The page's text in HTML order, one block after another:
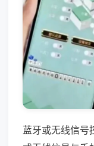
蓝牙或无线信号